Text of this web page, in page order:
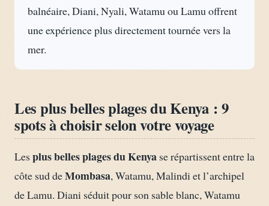
balnéaire, Diani, Nyali, Watamu ou Lamu offrent
une expérience plus directement tournée vers la
mer.
Les plus belles plages du Kenya : 9
spots à choisir selon votre voyage
Lesplus belles plages du Kenya se répartissent entre la
côte sud deMombasa, Watamu, Malindi et l’archipel
de Lamu. Diani séduit pour son sable blanc, Watamu